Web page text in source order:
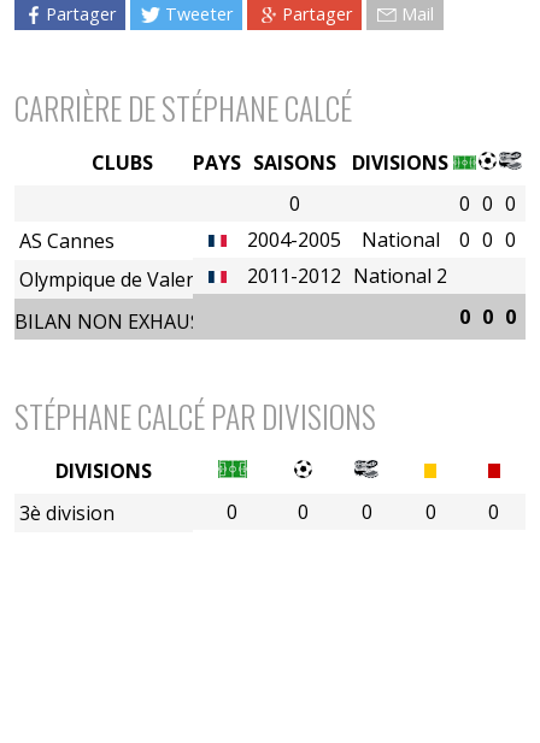
Partager Tweeter Partager Mail
CARRIÈRE DE STÉPHANE CALCÉ
PAYS SAISONS
DIVISIONS
0
0 0 0
2004-2005
National 0 0 0
2011-2012 National 2
0 0 0
CLUBS
AS Cannes
Olympique de Valence
BILAN NON EXHAUSTIF
STÉPHANE CALCÉ PAR DIVISIONS
0 0 0 0 0
DIVISIONS
3è division